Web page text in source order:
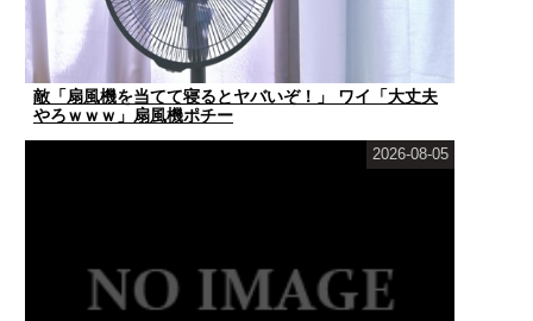
敵「扇風機を当てて寝るとヤバいぞ！」 ワイ「大丈夫
やろｗｗｗ」扇風機ポチー
2026-08-05